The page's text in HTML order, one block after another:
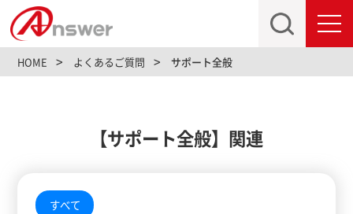
HOME よくあるご質問 サポート全般
【サポート全般】関連
すべて